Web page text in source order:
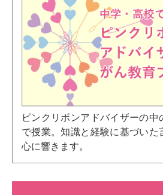
ピンクリボンアドバイザーの中
で授業。知識と経験に基づいた
心に響きます。